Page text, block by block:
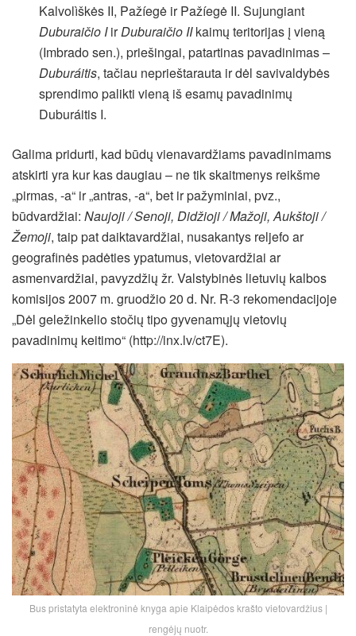
Kalvolìškės II, Pažíegė ir Pažíegė II. Sujungiant
Duburaičio IirDuburaičio IIkaimų teritorijas į vieną
(Imbrado sen.), priešingai, patartinas pavadinimas –
Duburáitis, tačiau neprieštarauta ir dėl savivaldybės
sprendimo palikti vieną iš esamų pavadinimų
Duburáitis I.
Galima pridurti, kad būdų vienavardžiams pavadinimams
atskirti yra kur kas daugiau – ne tik skaitmenys reikšme
„pirmas, -a“ ir „antras, -a“, bet ir pažyminiai, pvz.,
būdvardžiai: Naujoji / Senoji, Didžioji / Mažoji, Aukštoji /
Žemoji, taip pat daiktavardžiai, nusakantys reljefo ar
geografinės padėties ypatumus, vietovardžiai ar
asmenvardžiai, pavyzdžių žr. Valstybinės lietuvių kalbos
komisijos 2007 m. gruodžio 20 d. Nr. R-3 rekomendacijoje
„Dėl geležinkelio stočių tipo gyvenamųjų vietovių
pavadinimų keitimo“ (http://inx.lv/ct7E).
Bus pristatyta elektroninė knyga apie Klaipėdos krašto vietovardžius |
rengėjų nuotr.